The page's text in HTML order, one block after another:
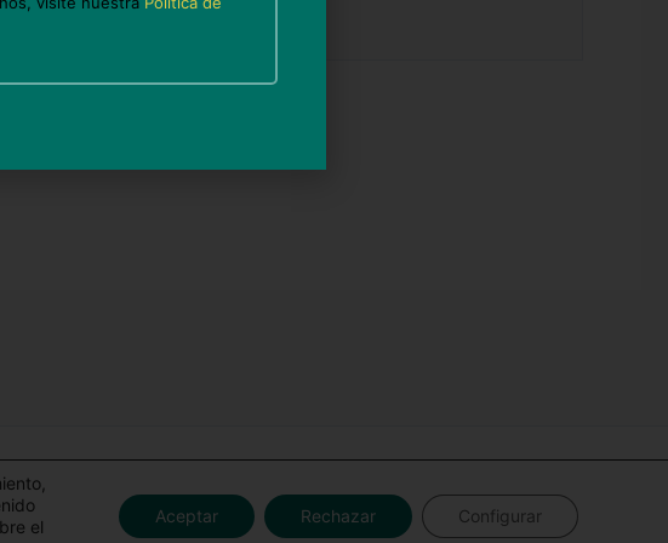
Web
aTema Astra para WordPress
el
Aceptar Rechazar Configurar